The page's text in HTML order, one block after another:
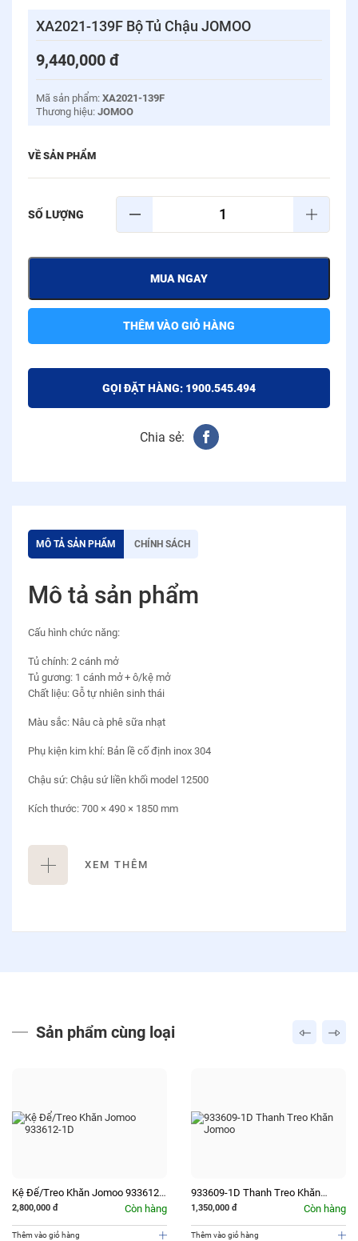
XA2021-139F Bộ Tủ Chậu JOMOO
9,440,000 đ
Mã sản phẩm: XA2021-139F
Thương hiệu: JOMOO
VỀ SẢN PHẨM
MUA NGAY
THÊM VÀO GIỎ HÀNG
GỌI ĐẶT HÀNG: 1900.545.494
Chia sẻ:
MÔ TẢ SẢN PHẨM CHÍNH SÁCH
Mô tả sản phẩm
Cấu hình chức năng:
Tủ chính: 2 cánh mở
Tủ gương: 1 cánh mở + ô/kệ mở
Chất liệu: Gỗ tự nhiên sinh thái
Màu sắc: Nâu cà phê sữa nhạt
Phụ kiện kim khí: Bản lề cố định inox 304
Chậu sứ: Chậu sứ liền khối model 12500
Kích thước: 700 × 490 × 1850 mm
XEM THÊM
Sản phẩm cùng loại
Kệ Để/Treo Khăn Jomoo 933612-
1D
2,800,000 đ Còn hàng
Thêm vào giỏ hàng
933609-1D Thanh Treo Khăn
Jomoo
1,350,000 đ Còn hàng
Thêm vào giỏ hàng